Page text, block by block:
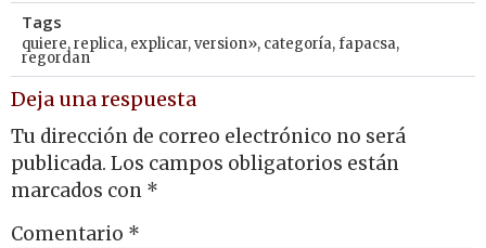
Tags
quiere,replica, explicar,version», categoría,fapacsa,
regordan
Deja una respuesta
Tu dirección de correo electrónico no será
publicada. Los campos obligatorios están
marcados con *
Comentario *